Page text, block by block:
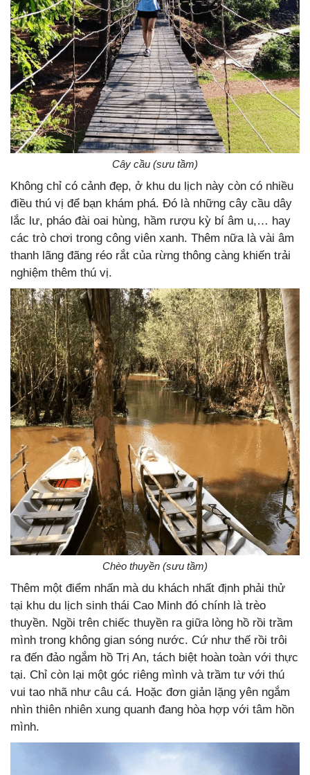
Cây cầu (sưu tầm)
Không chỉ có cảnh đẹp, ở khu du lịch này còn có nhiều
điều thú vị để bạn khám phá. Đó là những cây cầu dây
lắc lư, pháo đài oai hùng, hầm rượu kỳ bí âm u,… hay
các trò chơi trong công viên xanh. Thêm nữa là vài âm
thanh lãng đãng réo rắt của rừng thông càng khiến trải
nghiệm thêm thú vị.
Chèo thuyền (sưu tầm)
Thêm một điểm nhấn mà du khách nhất định phải thử
tại khu du lịch sinh thái Cao Minh đó chính là trèo
thuyền. Ngồi trên chiếc thuyền ra giữa lòng hồ rồi trầm
mình trong không gian sóng nước. Cứ như thế rồi trôi
ra đến đảo ngắm hồ Trị An, tách biệt hoàn toàn với thực
tại. Chỉ còn lại một góc riêng mình và trầm tư với thú
vui tao nhã như câu cá. Hoặc đơn giản lặng yên ngắm
nhìn thiên nhiên xung quanh đang hòa hợp với tâm hồn
mình.